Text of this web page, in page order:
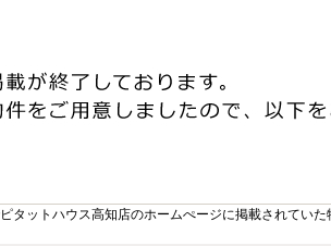
ットハウス高知店のホームぺージに掲載されていた